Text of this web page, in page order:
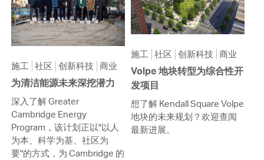
施工 社区 创新科技 商业
为清洁能源未来深挖潜力
深入了解 Greater
Cambridge Energy
Program，该计划正以"以人
为本、科学为基、社区为
要"的方式，为 Cambridge 的
施工 社区 创新科技 商业
Volpe 地块转型为综合性开
发项目
想了解 Kendall Square Volpe
地块的未来规划？欢迎查阅
最新进展。